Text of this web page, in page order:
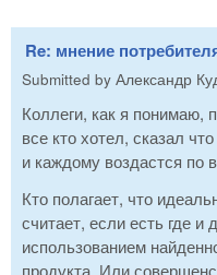
Re: мнение
Submitted by Александр
Коллеги, как я понимаю,
все кто хотел, сказал
и каждому воздастся по
Кто полагает, что
считает, если есть где и
использованием